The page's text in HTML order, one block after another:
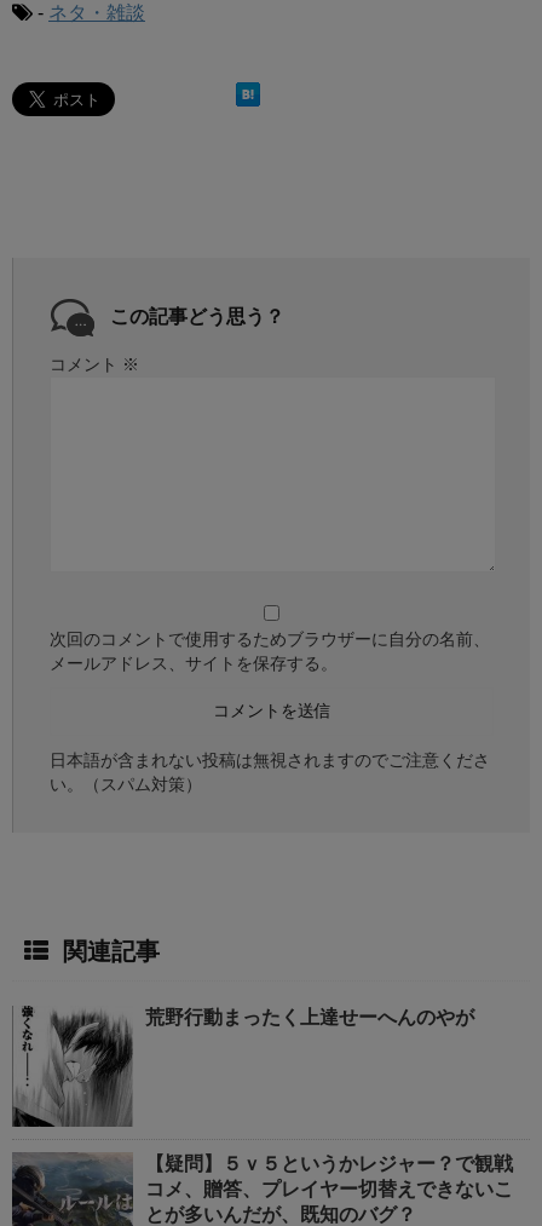
- ネタ・雑談
この記事どう思う？
コメント ※
次回のコメントで使用するためブラウザーに自分の名前、
メールアドレス、サイトを保存する。
日本語が含まれない投稿は無視されますのでご注意くださ
い。（スパム対策）
関連記事
荒野行動まったく上達せーへんのやが
【疑問】５ｖ５というかレジャー？で観戦
コメ、贈答、プレイヤー切替えできないこ
とが多いんだが、既知のバグ？